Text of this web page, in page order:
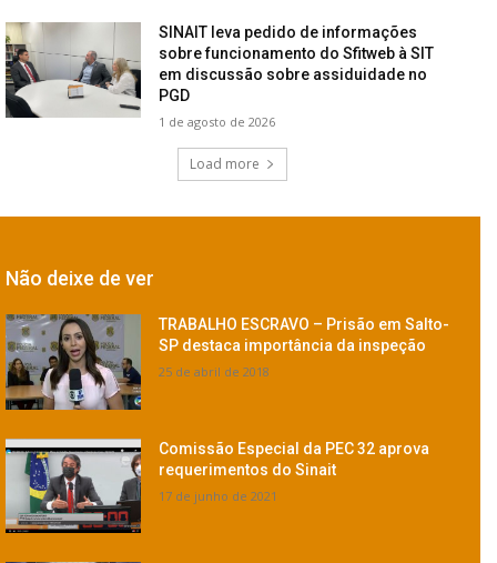
SINAIT leva pedido de informações
sobre funcionamento do Sfitweb à SIT
em discussão sobre assiduidade no
PGD
1 de agosto de 2026
Load more
Não deixe de ver
TRABALHO ESCRAVO – Prisão em Salto-
SP destaca importância da inspeção
25 de abril de 2018
Comissão Especial da PEC 32 aprova
requerimentos do Sinait
17 de junho de 2021